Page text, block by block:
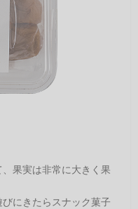
果実は非常に大きく果
にきたらスナック菓子